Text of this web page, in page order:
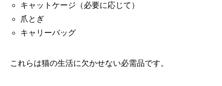
キャットケージ（必要に応じて）
爪とぎ
キャリーバッグ
これらは猫の生活に欠かせない必需品です。